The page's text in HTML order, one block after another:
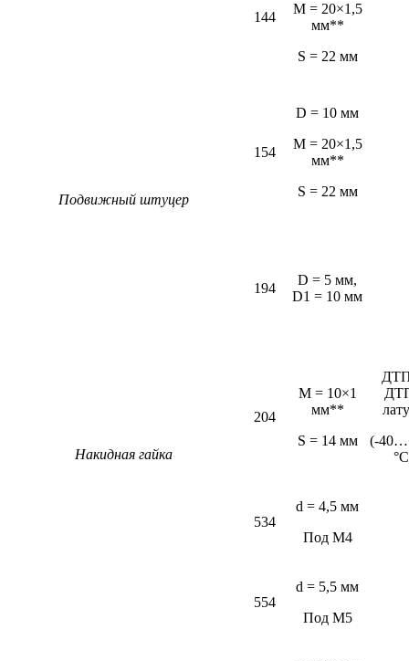
144
M = 20×1,5
мм**
S = 22 мм
Подвижный штуцер
154
D = 10 мм
M = 20×1,5
мм**
S = 22 мм
194
D = 5 мм,
D1 = 10 мм
Накидная гайка
204
M = 10×1
мм**
S = 14 мм
(-
534
d = 4,5 мм
Под М4
554
d = 5,5 мм
Под М5